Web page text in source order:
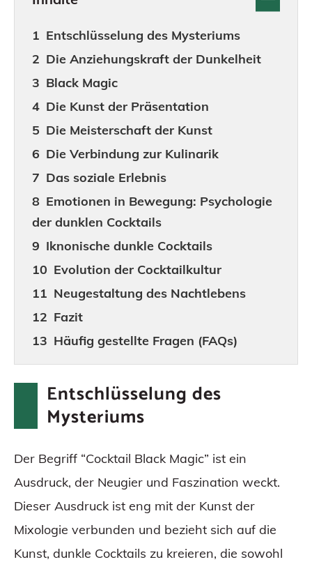
Entschlüsselung des Mysteriums
Die Anziehungskraft der Dunkelheit
Black Magic
Die Kunst der Präsentation
Die Meisterschaft der Kunst
Die Verbindung zur Kulinarik
Das soziale Erlebnis
Emotionen in Bewegung: Psychologie
der dunklen Cocktails
Iknonische dunkle Cocktails
Evolution der Cocktailkultur
Neugestaltung des Nachtlebens
Fazit
Häufig gestellte Fragen (FAQs)
Entschlüsselung des
Mysteriums
Der Begriff “Cocktail Black Magic” ist ein
Ausdruck, der Neugier und Faszination weckt.
Dieser Ausdruck ist eng mit der Kunst der
Mixologie verbunden und bezieht sich auf die
Kunst, dunkle Cocktails zu kreieren, die sowohl